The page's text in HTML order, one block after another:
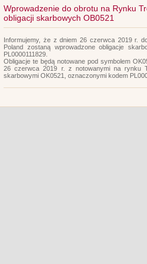
Wprowadzenie do obrotu na Rynku
obligacji skarbowych OB0521
Informujemy, że z dniem 26 czerwca 2019 r.
Poland zostaną wprowadzone obligacje
PL0000111829.
Obligacje te będą notowane pod symbolem
26 czerwca 2019 r. z notowanymi na rynku
skarbowymi OK0521, oznaczonymi kodem